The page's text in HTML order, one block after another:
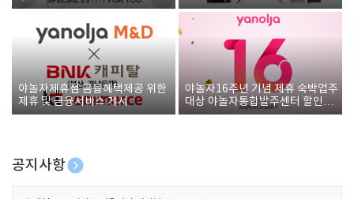
야놀자제휴점 금융혜택제공 위한
제휴 및 금융서비스 게시
야놀자16주년 기념 제휴 숙박업주
대상 야놀자통합발주센터 할인쿠
폰 증정
공지사항
[호텔업] 개인정보 처리방침 개정본1 (19.09.02)